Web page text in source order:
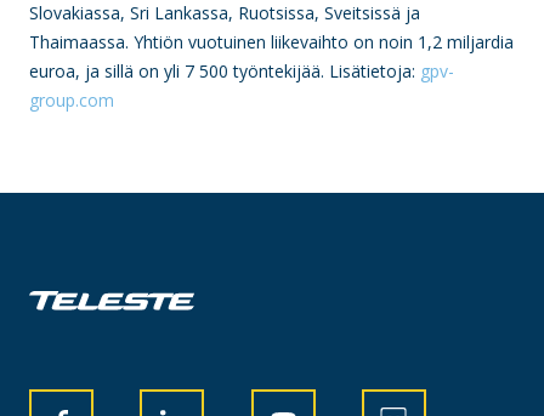
Slovakiassa, Sri Lankassa, Ruotsissa, Sveitsissä ja
Thaimaassa. Yhtiön vuotuinen liikevaihto on noin 1,2 miljardia
euroa, ja sillä on yli 7 500 työntekijää. Lisätietoja: gpv-
group.com